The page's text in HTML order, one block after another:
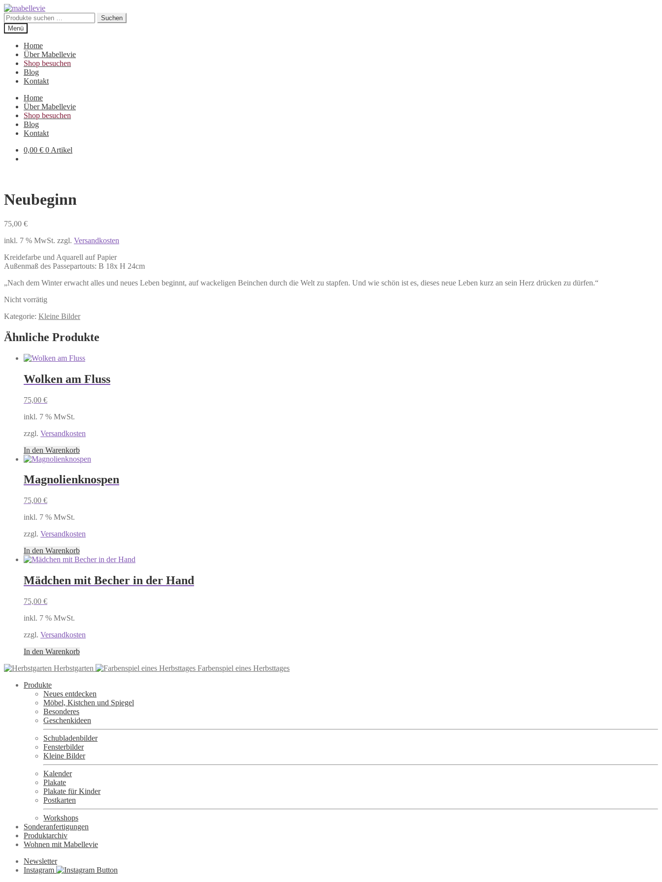
Zur
Navigation
springen
Zum
Inhalt
springen
Suchen
nach:
Suchen
Menü
Home
Über Mabellevie
Shop besuchen
Blog
Kontakt
Home
Über Mabellevie
Shop besuchen
Blog
Kontakt
0,00 € 0 Artikel
Neubeginn
75,00 €
inkl. 7 % MwSt. zzgl. Versandkosten
Kreidefarbe und Aquarell auf Papier
Außenmaß des Passepartouts: B 18x H 24cm
„Nach dem Winter erwacht alles und neues Leben beginnt, auf wackeligen Beinchen durch die Welt zu stapfen. Und wie schön ist es, dieses neue Leben kurz an sein Herz drücken zu dürfen.“
Nicht vorrätig
Kategorie: Kleine Bilder
Ähnliche Produkte
Wolken am Fluss
75,00 €
inkl. 7 % MwSt.
zzgl. Versandkosten
In den Warenkorb
Magnolienknospen
75,00 €
inkl. 7 % MwSt.
zzgl. Versandkosten
In den Warenkorb
Mädchen mit Becher in der Hand
75,00 €
inkl. 7 % MwSt.
zzgl. Versandkosten
In den Warenkorb
Herbstgarten
Farbenspiel eines Herbsttages
Produkte
Neues entdecken
Möbel, Kistchen und Spiegel
Besonderes
Geschenkideen
Schubladenbilder
Fensterbilder
Kleine Bilder
Kalender
Plakate
Plakate für Kinder
Postkarten
Workshops
Sonderanfertigungen
Produktarchiv
Wohnen mit Mabellevie
Newsletter
Instagram